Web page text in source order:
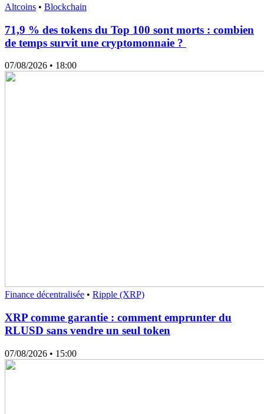
Altcoins • Blockchain
71,9 % des tokens du Top 100 sont morts : combien
de temps survit une cryptomonnaie ?
07/08/2026 • 18:00
Finance décentralisée • Ripple (XRP)
XRP comme garantie : comment emprunter du
RLUSD sans vendre un seul token
07/08/2026 • 15:00